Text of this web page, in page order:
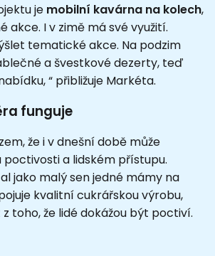
je mobilní kavárna na kolech,
akce. I v zimě má své využití.
tematické akce. Na podzim
a švestkové dezerty, teď
“ přibližuje Markéta.
funguje
že i v dnešní době může
a lidském přístupu.
jako malý sen jedné mámy na
kvalitní cukrářskou výrobu,
toho, že lidé dokážou být poctiví.